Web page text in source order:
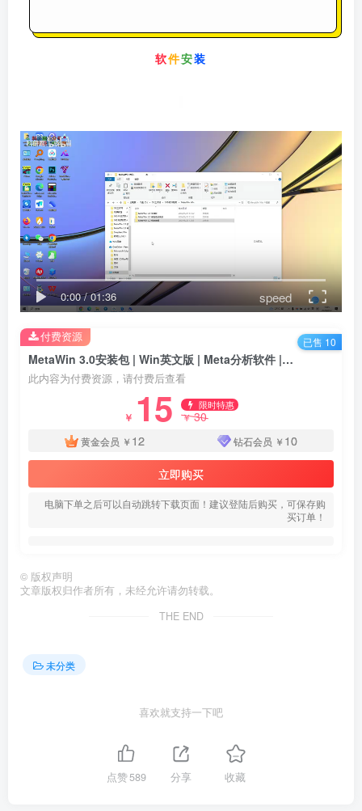
软件安装
0:00/01:36 speed
MetaWin 3.0安装包 | Win英文版 | Meta分析软件 | 下载链接+安装教程
此内容为付费资源，请付费后查看
￥ 15 限时特惠
￥30
黄金会员 ￥ 12 钻石会员 ￥ 10
立即购买
电脑下单之后可以自动跳转下载页面！建议登陆后购买，可保存购
买订单！
付费资源 已售 10
© 版权声明
文章版权归作者所有，未经允许请勿转载。
THE END
未分类
喜欢就支持一下吧
点赞589 分享 收藏